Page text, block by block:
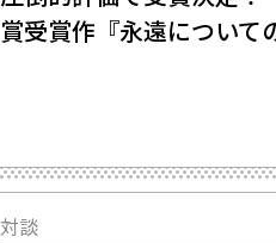
賞受賞作『永遠につい
対談